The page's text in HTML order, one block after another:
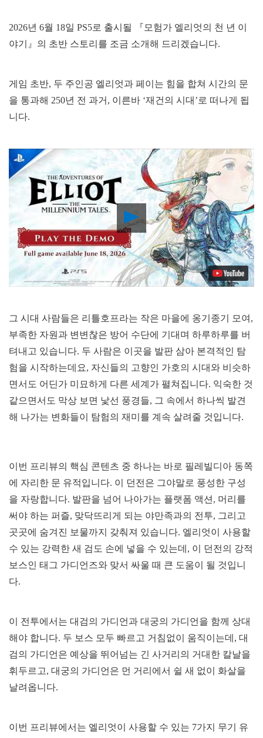
2026년 6월 18일 PS5로 출시될 『모험가 엘리엇의 천 년 이
야기』의 초반 스토리를 조금 소개해 드리겠습니다.
게임 초반, 두 주인공 엘리엇과 페이는 힘을 합쳐 시간의 문
을 통과해 250년 전 과거, 이른바 ‘재건의 시대’로 떠나게 됩
니다.
Play
Video
그 시대 사람들은 리틀호프라는 작은 마을에 옹기종기 모여,
부족한 자원과 변변찮은 방어 수단에 기대며 하루하루를 버
텨내고 있습니다. 두 사람은 이곳을 발판 삼아 본격적인 탐
험을 시작하는데요, 자신들의 고향인 가호의 시대와 비슷하
면서도 어딘가 미묘하게 다른 세계가 펼쳐집니다. 익숙한 것
같으면서도 막상 보면 낯선 풍경들, 그 속에서 하나씩 발견
해 나가는 변화들이 탐험의 재미를 계속 살려줄 것입니다.
이번 프리뷰의 핵심 콘텐츠 중 하나는 바로 필레빌디아 동쪽
에 자리한 문 유적입니다. 이 던전은 그야말로 풍성한 구성
을 자랑합니다. 발판을 넘어 나아가는 플랫폼 액션, 머리를
써야 하는 퍼즐, 맞닥뜨리게 되는 야만족과의 전투, 그리고
곳곳에 숨겨진 보물까지 갖춰져 있습니다. 엘리엇이 사용할
수 있는 강력한 새 검도 손에 넣을 수 있는데, 이 던전의 강적
보스인 태그 가디언즈와 맞서 싸울 때 큰 도움이 될 것입니
다.
이 전투에서는 대검의 가디언과 대궁의 가디언을 함께 상대
해야 합니다. 두 보스 모두 빠르고 거침없이 움직이는데, 대
검의 가디언은 예상을 뛰어넘는 긴 사거리의 거대한 칼날을
휘두르고, 대궁의 가디언은 먼 거리에서 쉴 새 없이 화살을
날려옵니다.
이번 프리뷰에서는 엘리엇이 사용할 수 있는 7가지 무기 유